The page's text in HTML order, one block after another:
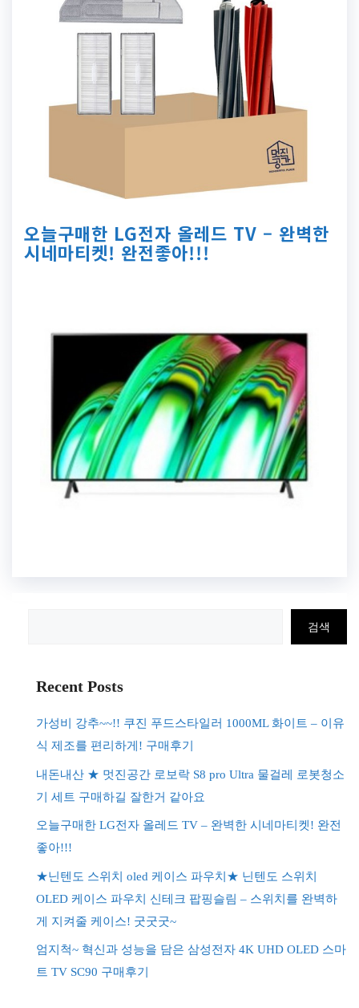
오늘구매한 LG전자 올레드 TV – 완벽한
시네마티켓! 완전좋아!!!
검색
Recent Posts
가성비 강추~~!! 쿠진 푸드스타일러 1000ML 화이트 – 이유
식 제조를 편리하게! 구매후기
내돈내산 ★ 멋진공간 로보락 S8 pro Ultra 물걸레 로봇청소
기 세트 구매하길 잘한거 같아요
오늘구매한 LG전자 올레드 TV – 완벽한 시네마티켓! 완전
좋아!!!
★닌텐도 스위치 oled 케이스 파우치★ 닌텐도 스위치
OLED 케이스 파우치 신테크 팝핑슬림 – 스위치를 완벽하
게 지켜줄 케이스! 굿굿굿~
엄지척~ 혁신과 성능을 담은 삼성전자 4K UHD OLED 스마
트 TV SC90 구매후기